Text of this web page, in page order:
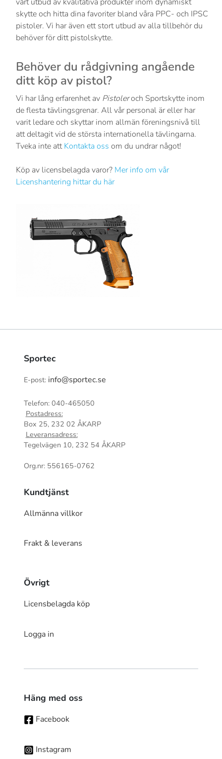
skytte och hitta dina favoriter bland våra PPC- och IPSC
pistoler. Vi har även ett stort utbud av alla tillbehör du
behöver för ditt pistolskytte.
Behöver du rådgivning angående
ditt köp av pistol?
Vi har lång erfarenhet av Pistoleroch Sportskytte inom
de flesta tävlingsgrenar. All vår personal är eller har
varit ledare och skyttar inom allmän föreningsnivå till
att deltagit vid de största internationella tävlingarna.
Tveka inte attKontakta oss om du undrar något!
Köp av licensbelagda varor? Mer info om vår
Licenshantering hittar du här
Sportec
E-post: info@sportec.se
Telefon: 040-465050
Postadress:
Box 25, 232 02 ÅKARP
Leveransadress:
Tegelvägen 10, 232 54 ÅKARP
Org.nr: 556165-0762
Kundtjänst
Allmänna villkor
Frakt & leverans
Övrigt
Licensbelagda köp
Logga in
Häng med oss
Facebook
Instagram